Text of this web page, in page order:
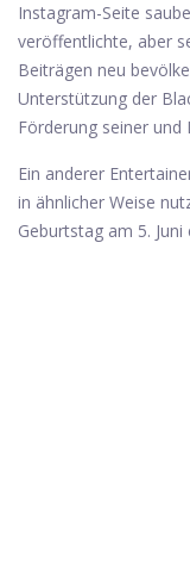
Instagram-Seite
veröffentlichte, aber
Beiträgen neu
Unterstützung der
Förderung seiner und
Ein anderer
in ähnlicher Weise
Geburtstag am 5.